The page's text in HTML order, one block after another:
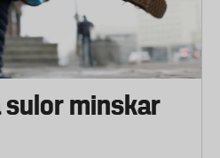
sulor minskar